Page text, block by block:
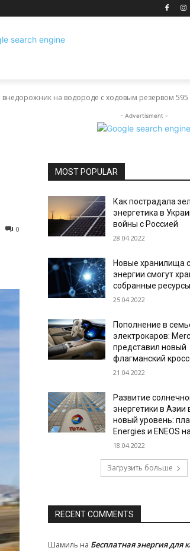
на водороде с ходовым резервом 595
0
- Advertisment -
MOST POPULAR
Как пострадала
энергетика в
войны с Россией
28.04.2022
Новые хранилища
энергии смогут
собранные
25.04.2022
Пополнение в
электрокаров:
представил новый
флагманский
21.04.2022
Развитие
энергетики в Азии
новый уровень:
Energies и ENEOS
18.04.2022
Загрузить больше
RECENT COMMENTS
Шамиль на Бесплатная энергия для